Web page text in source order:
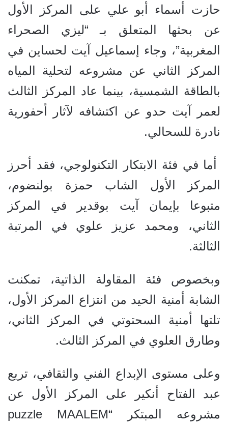
حازت أسماء أبو علي على المركز الأول
عن بحثها المتعلق بـ “ليزي الصحراء
المغربية”، وجاء إسماعيل آيت لحساين في
المركز الثاني عن مشروعه لتحلية المياه
بالطاقة الشمسية، بينما عاد المركز الثالث
لعمر آيت حدو عن اكتشافه لآثار أحفورية
نادرة للسحالي.
أما في فئة الابتكار التكنولوجي، فقد أحرز
المركز الأول الشاب حمزة بولنضوم،
متبوعا بإيمان آيت بوقدير في المركز
الثاني، ومحمد عزيز علوي في المرتبة
الثالثة.
وبخصوص فئة المقاولة الذاتية، تمكنت
الشابة أمنية الحيد من انتزاع المركز الأول،
تلتها أمنية السحتوتي في المركز الثاني،
وطارق العلوي في المركز الثالث.
وعلى مستوى الإبداع الفني والثقافي، تربع
عبد الفتاح أنكير على المركز الأول عن
مشروعه المبتكر “puzzle MAALEM